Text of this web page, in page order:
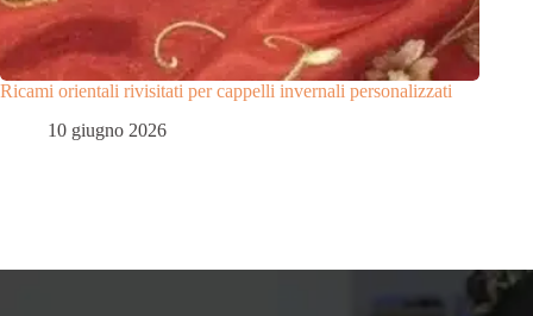
Ricami orientali rivisitati per cappelli invernali personalizzati
10 giugno 2026